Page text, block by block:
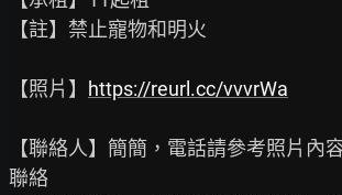
【註】禁止寵物和明火
【照片】 https://reurl.cc/vvvrWa
【聯絡人】簡簡，電話請參考照片內
聯絡